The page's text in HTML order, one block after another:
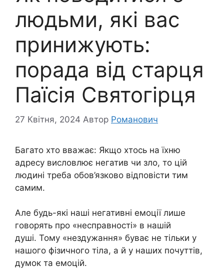
людьми, які вас
принижують:
порада від старця
Паїсія Святогірця
27 Квітня, 2024 Автор Романович
Багато хто вважає: Якщо хтось на їхню
адресу висловлює негатив чи зло, то цій
людині треба обов’язково відповісти тим
самим.
Але будь-які наші негативні емоції лише
говорять про «несправності» в нашій
душі. Тому «нездужання» буває не тільки у
нашого фізичного тіла, а й у наших почуттів,
думок та емоцій.